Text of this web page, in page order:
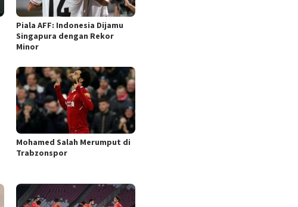
Piala AFF: Indonesia Dijamu
Singapura dengan Rekor
Minor
Mohamed Salah Merumput di
Trabzonspor